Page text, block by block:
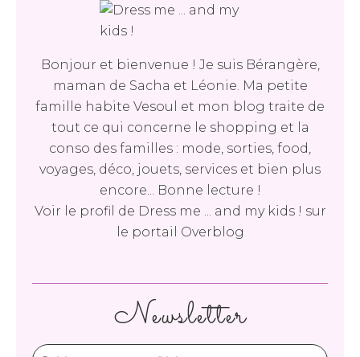
Newsletter
Bonjour et bienvenue ! Je suis Bérangère,
maman de Sacha et Léonie. Ma petite
famille habite Vesoul et mon blog traite de
tout ce qui concerne le shopping et la
conso des familles : mode, sorties, food,
voyages, déco, jouets, services et bien plus
encore... Bonne lecture !
Voir le profil de Dress me ... and my kids ! sur
le portail Overblog